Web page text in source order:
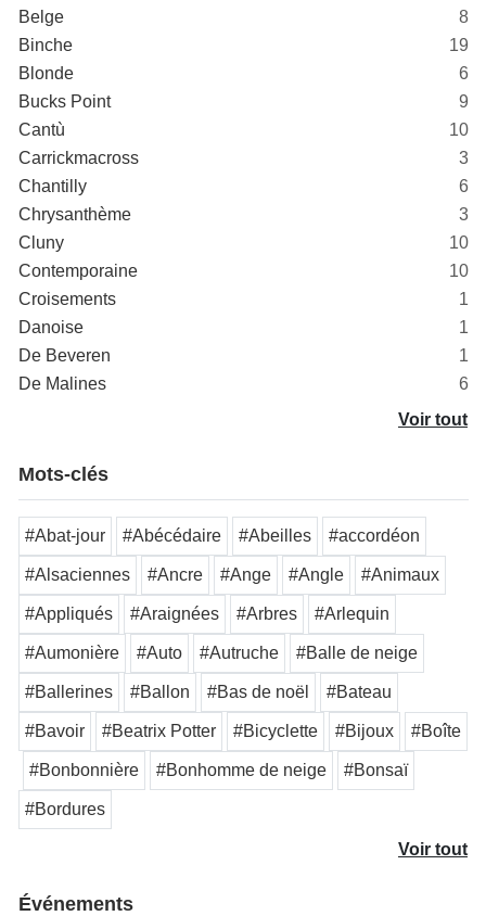
Belge
8
Binche
19
Blonde
6
Bucks Point
9
Cantù
10
Carrickmacross
3
Chantilly
6
Chrysanthème
3
Cluny
10
Contemporaine
10
Croisements
1
Danoise
1
De Beveren
1
De Malines
6
Voir tout
Mots-clés
#Abat-jour #Abécédaire #Abeilles #accordéon
#Alsaciennes #Ancre #Ange #Angle #Animaux
#Appliqués #Araignées #Arbres #Arlequin
#Aumonière #Auto #Autruche #Balle de neige
#Ballerines #Ballon #Bas de noël #Bateau
#Bavoir #Beatrix Potter #Bicyclette #Bijoux #Boîte
#Bonbonnière #Bonhomme de neige #Bonsaï
#Bordures
Voir tout
Événements